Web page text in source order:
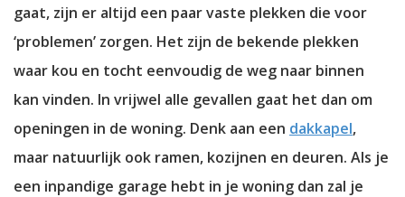
gaat, zijn er altijd een paar vaste plekken die voor
‘problemen’ zorgen. Het zijn de bekende plekken
waar kou en tocht eenvoudig de weg naar binnen
kan vinden. In vrijwel alle gevallen gaat het dan om
openingen in de woning. Denk aan een dakkapel,
maar natuurlijk ook ramen, kozijnen en deuren. Als je
een inpandige garage hebt in je woning dan zal je